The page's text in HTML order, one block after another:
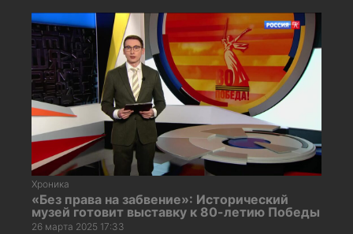
Хроника
«Без права на забвение»: Исторический
музей готовит выставку к 80-летию Победы
26 марта 2025 17:33